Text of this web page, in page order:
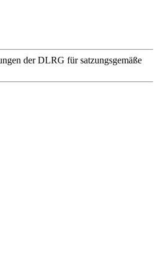
der DLRG für satzungsgemäße